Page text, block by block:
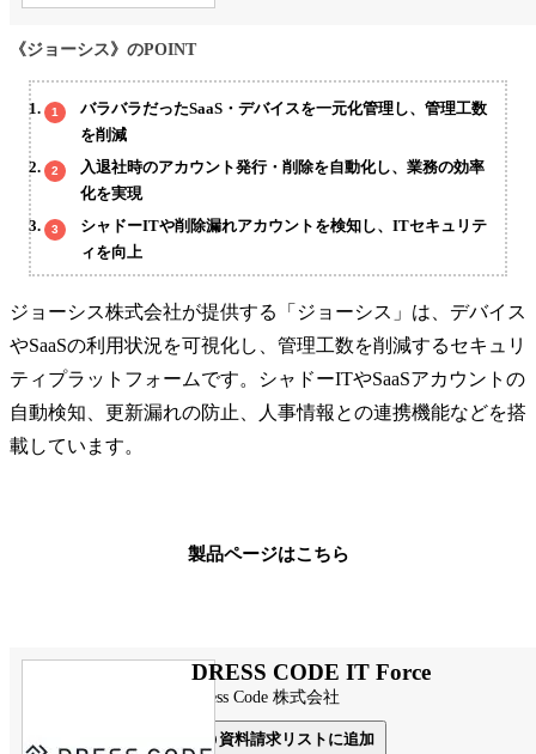
《ジョーシス》のPOINT
バラバラだったSaaS・デバイスを一元化管理し、管理工数
を削減
入退社時のアカウント発行・削除を自動化し、業務の効率
化を実現
シャドーITや削除漏れアカウントを検知し、ITセキュリテ
ィを向上
ジョーシス株式会社が提供する「ジョーシス」は、デバイス
やSaaSの利用状況を可視化し、管理工数を削減するセキュリ
ティプラットフォームです。シャドーITやSaaSアカウントの
自動検知、更新漏れの防止、人事情報との連携機能などを搭
載しています。
製品ページはこちら
DRESS CODE IT Force
Dress Code 株式会社
資料請求リストに追加